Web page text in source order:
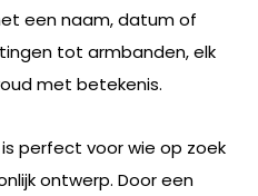
een naam, datum of
tot armbanden, elk
met betekenis.
is perfect voor wie op zoek
ontwerp. Door een